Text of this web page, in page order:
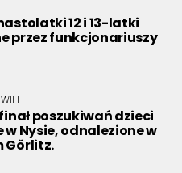
12 i 13-latki
przez funkcjonariuszy
poszukiwań dzieci
w Nysie, odnalezione w
Görlitz.